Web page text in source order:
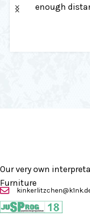
Beautiful
Our very own
Furniture